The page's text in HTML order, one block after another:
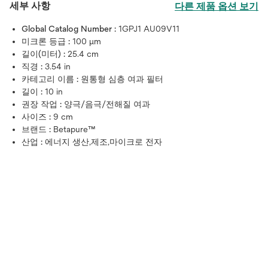
세부 사항 다른 제품 옵션 보기
Global Catalog Number : 1GPJ1 AU09V11
미크론 등급 : 100 μm
길이(미터) : 25.4 cm
직경 : 3.54 in
카테고리 이름 : 원통형 심층 여과 필터
길이 : 10 in
권장 작업 : 양극/음극/전해질 여과
사이즈 : 9 cm
브랜드 : Betapure™
산업 : 에너지 생산,제조,마이크로 전자